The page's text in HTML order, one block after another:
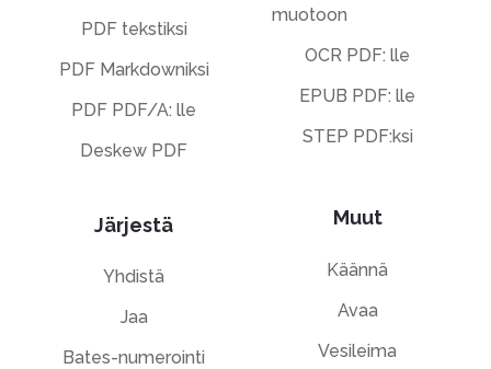
PDF tekstiksi
PDF Markdowniksi
PDF PDF/A: lle
Deskew PDF
Järjestä
Yhdistä
Jaa
Bates-numerointi
muotoon
OCR PDF: lle
EPUB PDF: lle
STEP PDF:ksi
Muut
Käännä
Avaa
Vesileima